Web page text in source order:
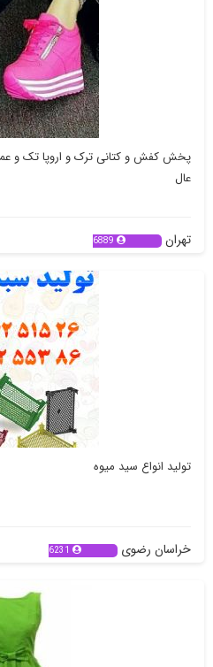
پخش کفش و کتانی ترک و اروپا تک و
عال
تهران 6889
تولید انواع سید میوه
خراسان رضوی 6231